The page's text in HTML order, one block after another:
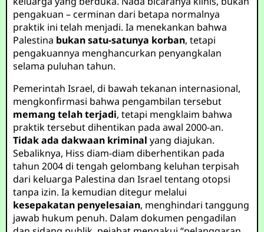
pengakuan – cerminan dari betapa normalnya
praktik ini telah menjadi. Ia menekankan bahwa
Palestina bukan satu-satunya korban, tetapi
pengakuannya menghancurkan penyangkalan
selama puluhan tahun.
Pemerintah Israel, di bawah tekanan internasional,
mengkonfirmasi bahwa pengambilan tersebut
memang telah terjadi, tetapi mengklaim bahwa
praktik tersebut dihentikan pada awal 2000-an.
Tidak ada dakwaan kriminal yang diajukan.
Sebaliknya, Hiss diam-diam diberhentikan pada
tahun 2004 di tengah gelombang keluhan terpisah
dari keluarga Palestina dan Israel tentang otopsi
tanpa izin. Ia kemudian ditegur melalui
kesepakatan penyelesaian, menghindari tanggung
jawab hukum penuh. Dalam dokumen pengadilan